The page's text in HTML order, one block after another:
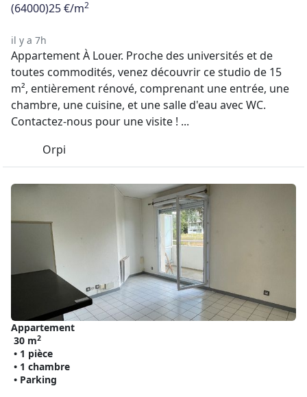
(64000)25 €/m2
il y a 7h
Appartement À Louer. Proche des universités et de
toutes commodités, venez découvrir ce studio de 15
m², entièrement rénové, comprenant une entrée, une
chambre, une cuisine, et une salle d'eau avec WC.
Contactez-nous pour une visite ! ...
Orpi
Appartement
30 m2
• 1 pièce
• 1 chambre
• Parking